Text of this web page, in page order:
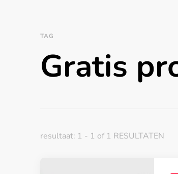
TAG
Gratis
resultaat: 1 - 1 of 1 RESULTATEN